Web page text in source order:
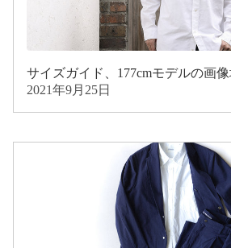
サイズガイド、177cmモデルの画像
2021年9月25日